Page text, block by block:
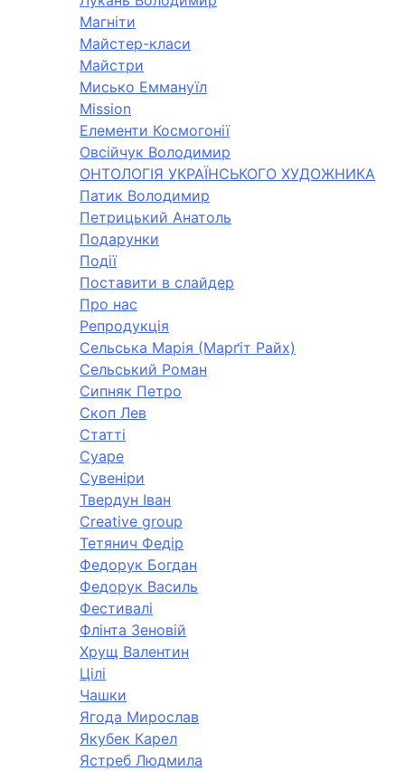
Магніти
Майстер-класи
Майстри
Мисько Еммануїл
Mission
Елементи Космогонії
Овсійчук Володимир
ОНТОЛОГІЯ УКРАЇНСЬКОГО ХУДОЖНИКА
Патик Володимир
Петрицький Анатоль
Подарунки
Події
Поставити в слайдер
Про нас
Репродукція
Сельська Марія (Марґіт Райх)
Сельський Роман
Сипняк Петро
Скоп Лев
Статті
Суаре
Сувеніри
Твердун Іван
Creative group
Тетянич Федір
Федорук Богдан
Федорук Василь
Фестивалі
Флінта Зеновій
Хрущ Валентин
Цілі
Чашки
Ягода Мирослав
Якубек Карел
Ястреб Людмила